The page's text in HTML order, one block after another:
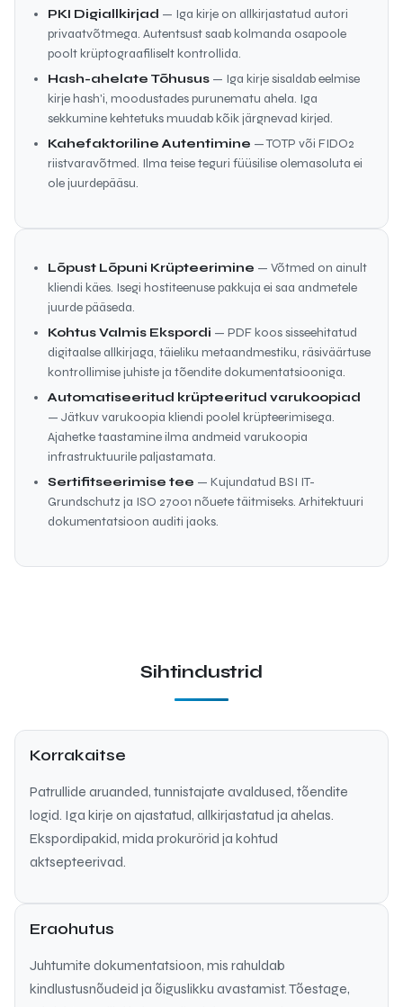
PKI Digiallkirjad — Iga kirje on allkirjastatud autori
privaatvõtmega. Autentsust saab kolmanda osapoole
poolt krüptograafiliselt kontrollida.
Hash-ahelate Tõhusus — Iga kirje sisaldab eelmise
kirje hash'i, moodustades purunematu ahela. Iga
sekkumine kehtetuks muudab kõik järgnevad kirjed.
Kahefaktoriline Autentimine — TOTP või FIDO2
riistvaravõtmed. Ilma teise teguri füüsilise olemasoluta ei
ole juurdepääsu.
Lõpust Lõpuni Krüpteerimine — Võtmed on ainult
kliendi käes. Isegi hostiteenuse pakkuja ei saa andmetele
juurde pääseda.
Kohtus Valmis Ekspordi — PDF koos sisseehitatud
digitaalse allkirjaga, täieliku metaandmestiku, räsiväärtuse
kontrollimise juhiste ja tõendite dokumentatsiooniga.
Automatiseeritud krüpteeritud varukoopiad
— Jätkuv varukoopia kliendi poolel krüpteerimisega.
Ajahetke taastamine ilma andmeid varukoopia
infrastruktuurile paljastamata.
Sertifitseerimise tee — Kujundatud BSI IT-
Grundschutz ja ISO 27001 nõuete täitmiseks. Arhitektuuri
dokumentatsioon auditi jaoks.
Sihtindustrid
Korrakaitse
Patrullide aruanded, tunnistajate avaldused, tõendite
logid. Iga kirje on ajastatud, allkirjastatud ja ahelas.
Ekspordipakid, mida prokurörid ja kohtud
aktsepteerivad.
Eraohutus
Juhtumite dokumentatsioon, mis rahuldab
kindlustusnõudeid ja õiguslikku avastamist. Tõestage,